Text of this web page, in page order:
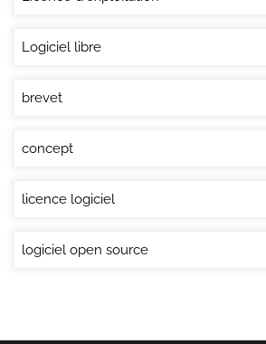
Logiciel libre
brevet
concept
licence logiciel
logiciel open source